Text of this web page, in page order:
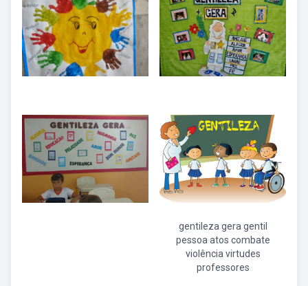
gentileza gera gentil
pessoa atos combate
violência virtudes
professores